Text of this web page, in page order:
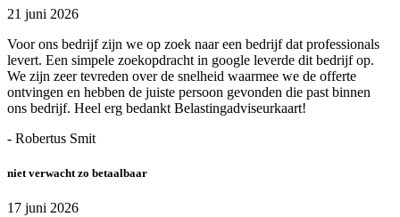
21 juni 2026
Voor ons bedrijf zijn we op zoek naar een bedrijf dat professionals
levert. Een simpele zoekopdracht in google leverde dit bedrijf op.
We zijn zeer tevreden over de snelheid waarmee we de offerte
ontvingen en hebben de juiste persoon gevonden die past binnen
ons bedrijf. Heel erg bedankt Belastingadviseurkaart!
- Robertus Smit
niet verwacht zo betaalbaar
17 juni 2026